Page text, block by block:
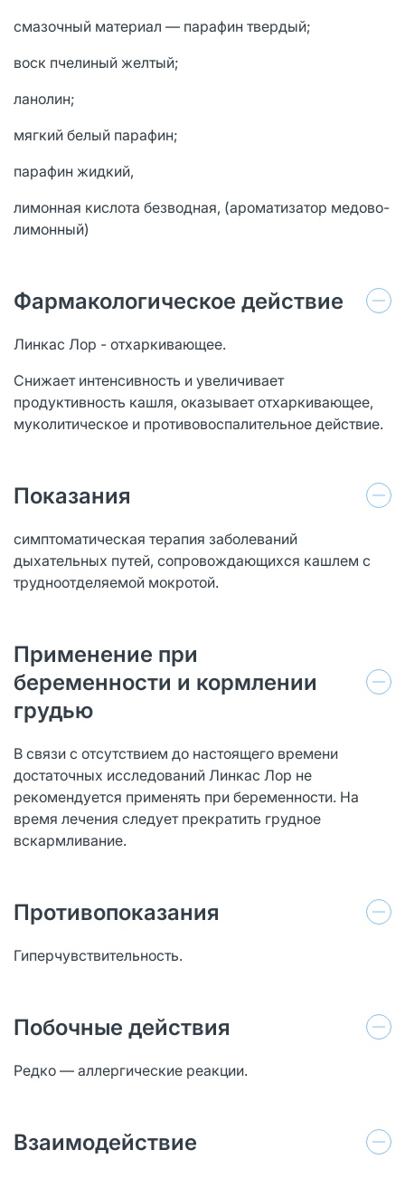
смазочный материал — парафин твердый;
воск пчелиный желтый;
ланолин;
мягкий белый парафин;
парафин жидкий,
лимонная кислота безводная, (ароматизатор медово-
лимонный)
Фармакологическое действие
Линкас Лор - отхаркивающее.
Снижает интенсивность и увеличивает
продуктивность кашля, оказывает отхаркивающее,
муколитическое и противовоспалительное действие.
Показания
симптоматическая терапия заболеваний
дыхательных путей, сопровождающихся кашлем с
трудноотделяемой мокротой.
Применение при
беременности и кормлении
грудью
В связи с отсутствием до настоящего времени
достаточных исследований Линкас Лор не
рекомендуется применять при беременности. На
время лечения следует прекратить грудное
вскармливание.
Противопоказания
Гиперчувствительность.
Побочные действия
Редко — аллергические реакции.
Взаимодействие